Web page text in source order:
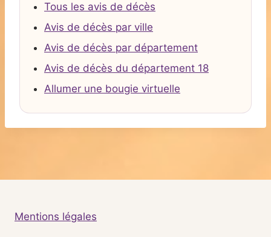
Tous les avis de décès
Avis de décès par ville
Avis de décès par département
Avis de décès du département 18
Allumer une bougie virtuelle
Mentions légales